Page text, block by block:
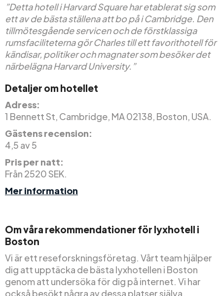
”Detta hotell i Harvard Square har etablerat sig som
ett av de bästa ställena att bo på i Cambridge. Den
tillmötesgående servicen och de förstklassiga
rumsfaciliteterna gör Charles till ett favorithotell för
kändisar, politiker och magnater som besöker det
närbelägna Harvard University.”
Detaljer om hotellet
Adress:
1 Bennett St, Cambridge, MA 02138, Boston, USA.
Gästens recension:
4,5 av 5
Pris per natt:
Från 2520 SEK.
Mer information
Om våra rekommendationer för lyxhotell i
Boston
Vi är ett reseforskningsföretag. Vårt team hjälper
dig att upptäcka de bästa lyxhotellen i Boston
genom att undersöka för dig på internet. Vi har
också besökt några av dessa platser själva.